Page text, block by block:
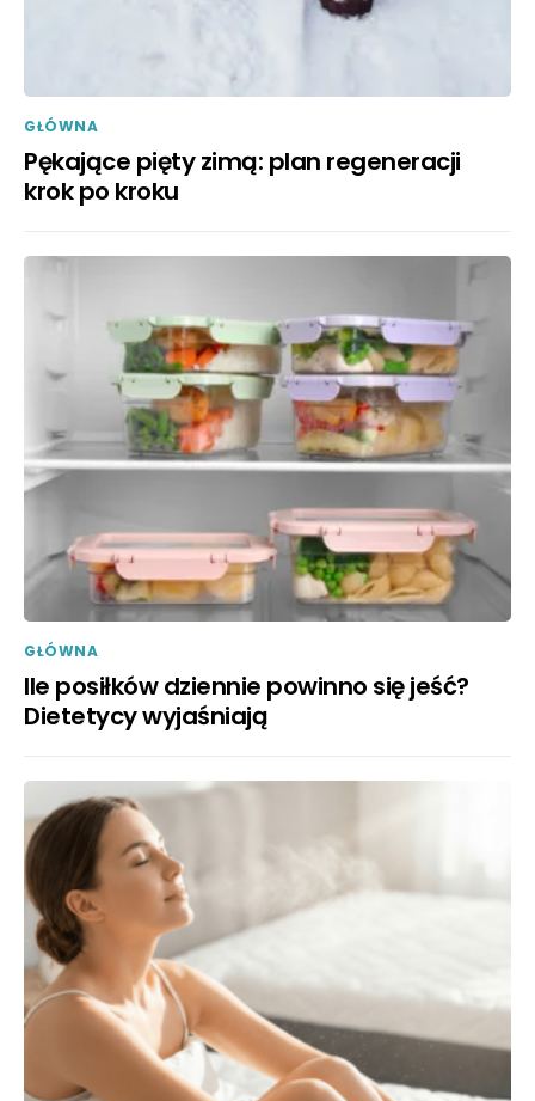
GŁÓWNA
Pękające pięty zimą: plan regeneracji
krok po kroku
GŁÓWNA
Ile posiłków dziennie powinno się jeść?
Dietetycy wyjaśniają